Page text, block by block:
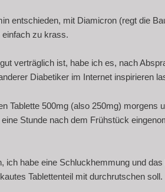
entschieden, mit Diamicron (regt die
zu krass.
verträglich ist, habe ich es, nach
Diabetiker im Internet inspirieren
Tablette 500mg (also 250mg) morgens
Stunde nach dem Frühstück
ich habe eine Schluckhemmung und
Tablettenteil mit durchrutschen soll.